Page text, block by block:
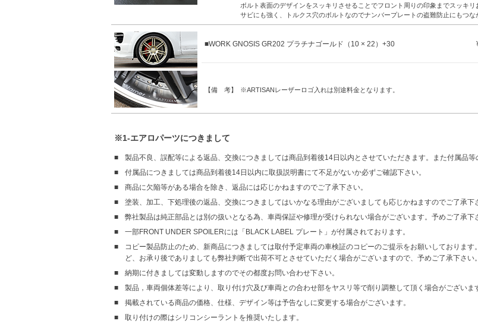
ボルト表面のデザインをスッキリさせることでフロント周りの印象までスッキリ
サビにも強く、トルクス穴のボルトなのでナンバープレートの盗難防止にもつな
■WORK GNOSIS GR202 プラチナゴールド（10 × 22）+30
【備 考】 ※ARTISANレーザーロゴ入れは別途料金となります。
※1-エアロパーツにつきまして
製品不良、誤配等による返品、交換につきましては商品到着後14日以内とさせていただきます。また付属品等
付属品につきましては商品到着後14日以内に取扱説明書にて不足がないか必ずご確認下さい。
商品に欠陥等がある場合を除き、返品には応じかねますのでご了承下さい。
塗装、加工、下処理後の返品、交換につきましてはいかなる理由がございましても応じかねますのでご了承下
弊社製品は純正部品とは別の扱いとなる為、車両保証や修理が受けられない場合がございます。予めご了承下
一部FRONT UNDER SPOILERには「BLACK LABEL プレート」が付属されております。
コピー製品防止のため、新商品につきましては取付予定車両の車検証のコピーのご提示をお願いしておりま
ど、お承り後でありましても弊社判断で出荷不可とさせていただく場合がございますので、予めご了承下さい。
納期に付きましては変動しますのでその都度お問い合わせ下さい。
製品，車両個体差等により、取り付け穴及び車両との合わせ部をヤスリ等で削り調整して頂く場合がございま
掲載されている商品の価格、仕様、デザイン等は予告なしに変更する場合がございます。
取り付けの際はシリコンシーラントを推奨いたします。